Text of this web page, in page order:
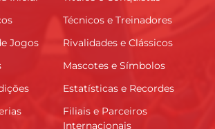
Técnicos e Treinadores
Jogos
Rivalidades e Clássicos
Mascotes e Símbolos
Estatísticas e Recordes
Filiais e Parceiros
Internacionais